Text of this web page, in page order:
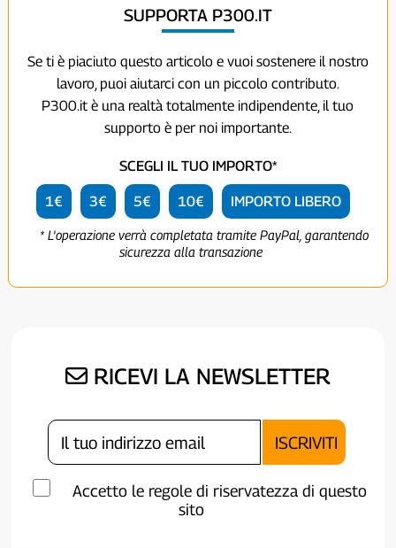
SUPPORTA P300.IT
Se ti è piaciuto questo articolo e vuoi sostenere il nostro
lavoro, puoi aiutarci con un piccolo contributo.
P300.it è una realtà totalmente indipendente, il tuo
supporto è per noi importante.
SCEGLI IL TUO IMPORTO*
1€ 3€ 5€ 10€ IMPORTO LIBERO
* L'operazione verrà completata tramite PayPal, garantendo
sicurezza alla transazione
RICEVI LA NEWSLETTER
Accetto le regole di riservatezza di questo
sito